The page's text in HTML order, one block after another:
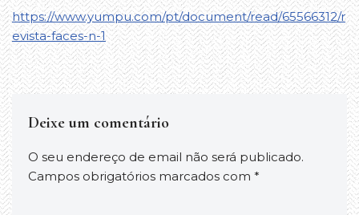
https://www.yumpu.com/pt/document/read/65566312/r
evista-faces-n-1
Deixe um comentário
O seu endereço de email não será publicado.
Campos obrigatórios marcados com *